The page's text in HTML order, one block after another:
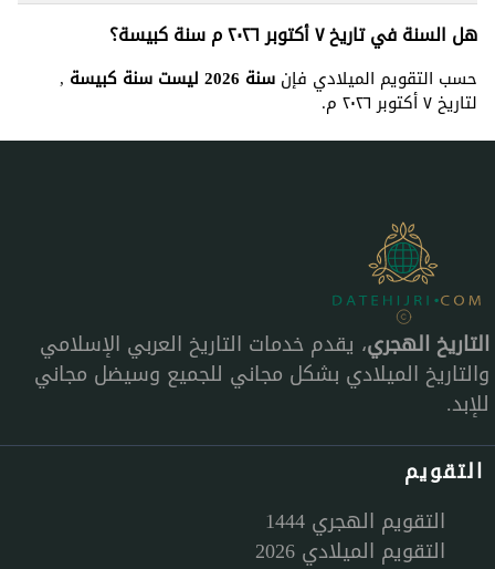
هل السنة في تاريخ ٧ أكتوبر ٢٠٢٦ م سنة كبيسة؟
حسب التقويم الميلادي فإن سنة 2026 ليست سنة كبيسة ,
لتاريخ ٧ أكتوبر ٢٠٢٦ م.
التاريخ الهجري، يقدم خدمات التاريخ العربي الإسلامي
والتاريخ الميلادي بشكل مجاني للجميع وسيضل مجاني
للإبد.
التقويم
التقويم الهجري 1444
التقويم الميلادي 2026